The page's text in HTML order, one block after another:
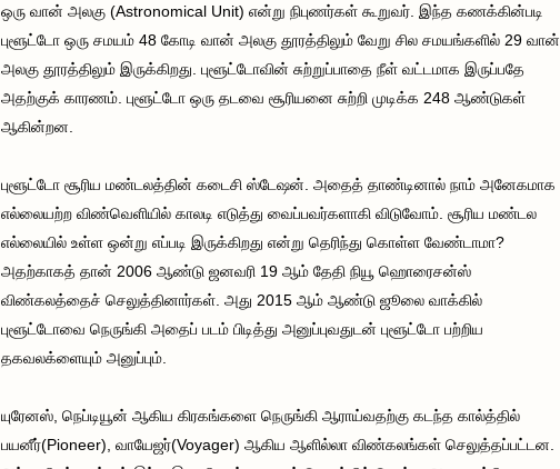
ஒரு வான் அலகு (Astronomical Unit) என்று நிபுணர்கள் கூறுவர். இந்த கணக்கின்படி
புளூட்டோ ஒரு சமயம் 48 கோடி வான் அலகு தூரத்திலும் வேறு சில சமயங்களில் 29 வான்
அலகு தூரத்திலும் இருக்கிறது. புளூட்டோவின் சுற்றுப்பாதை நீள் வட்டமாக இருப்பதே
அதற்குக் காரணம். புளூட்டோ ஒரு தடவை சூரியனை சுற்றி முடிக்க 248 ஆண்டுகள்
ஆகின்றன.
புளூட்டோ சூரிய மண்டலத்தின் கடைசி ஸ்டேஷன். அதைத் தாண்டினால் நாம் அனேகமாக
எல்லையற்ற விண்வெளியில் காலடி எடுத்து வைப்பவர்களாகி விடுவோம். சூரிய மண்டல
எல்லையில் உள்ள ஒன்று எப்படி இருக்கிறது என்று தெரிந்து கொள்ள வேண்டாமா?
அதற்காகத் தான் 2006 ஆண்டு ஜனவரி 19 ஆம் தேதி நியூ ஹொரைசன்ஸ்
விண்கலத்தைச் செலுத்தினார்கள். அது 2015 ஆம் ஆண்டு ஜூலை வாக்கில்
புளூட்டோவை நெருங்கி அதைப் படம் பிடித்து அனுப்புவதுடன் புளூட்டோ பற்றிய
தகவலக்ளையும் அனுப்பும்.
யுரேனஸ், நெப்டியூன் ஆகிய கிரகங்களை நெருங்கி ஆராய்வதற்கு கடந்த கால்த்தில்
பயனீர்(Pioneer), வாயேஜர்(Voyager) ஆகிய ஆளில்லா விண்கலங்கள் செலுத்தப்பட்டன.